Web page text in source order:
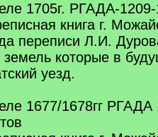
1705г. РГАДА-
книга г.
переписи Л.И.
земель которые в
уезд.
1677/1678гг РГАДА